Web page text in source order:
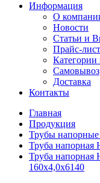
Информация
О
Новости
Статьи и
Прайс-лист
Категории
Самовывоз
Доставка
Контакты
Главная
Продукция
Трубы
Труба напорная
Труба
160x4,0x6140